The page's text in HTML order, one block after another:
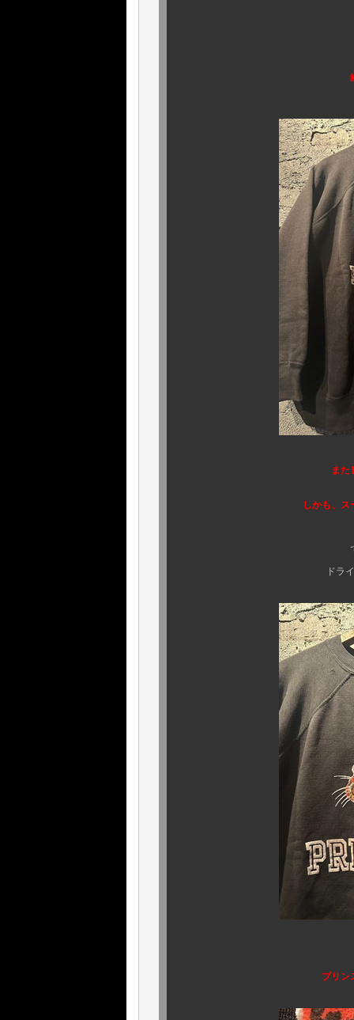
また
しかも、スーパーミンテ
ですが、ご安心
ドライロットではご
プリンストン大のカ